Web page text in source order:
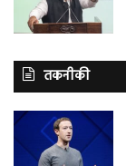
तकनीकी